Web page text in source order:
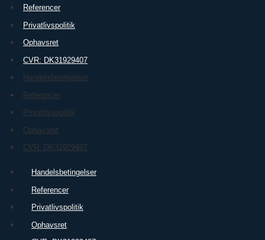
Referencer
Privatlivspolitik
Ophavsret
CVR: DK31929407
Handelsbetingelser
Referencer
Privatlivspolitik
Ophavsret
CVR: DK31929407
Handelsbetingelser
Referencer
Privatlivspolitik
Ophavsret